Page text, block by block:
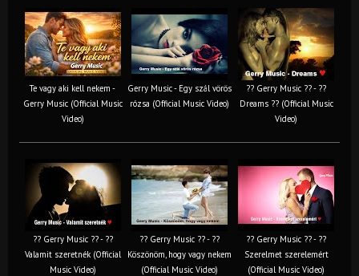
Te vagy aki kell nekem -
Gerry Music (Official Music
Video)
Gerry Music - Egy szál vörös
rózsa (Official Music Video)
?? Gerry Music ?? - ??
Dreams ?? (Official Music
Video)
?? Gerry Music ?? - ??
Valamit szeretnék (Official
Music Video)
?? Gerry Music ?? - ??
Köszönöm, hogy vagy nekem
(Official Music Video)
?? Gerry Music ?? - ??
Szerelmet szerelemért
(Official Music Video)